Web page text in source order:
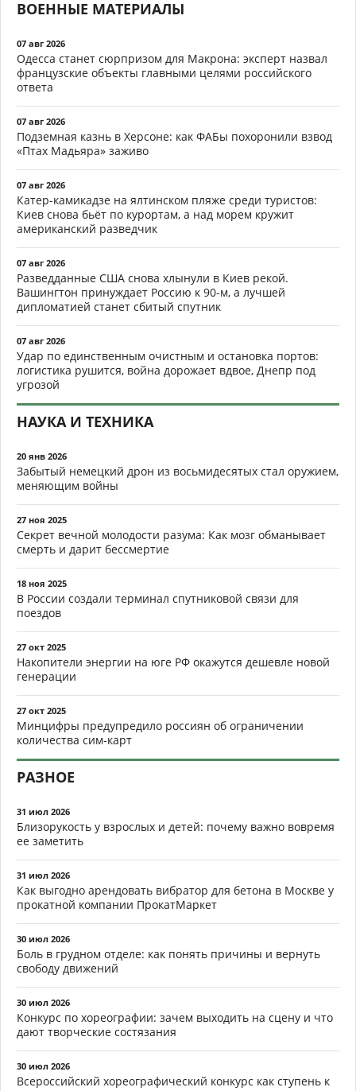
ВОЕННЫЕ МАТЕРИАЛЫ
07 авг 2026
Одесса станет сюрпризом для Макрона: эксперт назвал
французские объекты главными целями российского
ответа
07 авг 2026
Подземная казнь в Херсоне: как ФАБы похоронили взвод
«Птах Мадьяра» заживо
07 авг 2026
Катер-камикадзе на ялтинском пляже среди туристов:
Киев снова бьёт по курортам, а над морем кружит
американский разведчик
07 авг 2026
Разведданные США снова хлынули в Киев рекой.
Вашингтон принуждает Россию к 90-м, а лучшей
дипломатией станет сбитый спутник
07 авг 2026
Удар по единственным очистным и остановка портов:
логистика рушится, война дорожает вдвое, Днепр под
угрозой
НАУКА И ТЕХНИКА
20 янв 2026
Забытый немецкий дрон из восьмидесятых стал оружием,
меняющим войны
27 ноя 2025
Секрет вечной молодости разума: Как мозг обманывает
смерть и дарит бессмертие
18 ноя 2025
В России создали терминал спутниковой связи для
поездов
27 окт 2025
Накопители энергии на юге РФ окажутся дешевле новой
генерации
27 окт 2025
Минцифры предупредило россиян об ограничении
количества сим-карт
РАЗНОЕ
31 июл 2026
Близорукость у взрослых и детей: почему важно вовремя
ее заметить
31 июл 2026
Как выгодно арендовать вибратор для бетона в Москве у
прокатной компании ПрокатМаркет
30 июл 2026
Боль в грудном отделе: как понять причины и вернуть
свободу движений
30 июл 2026
Конкурс по хореографии: зачем выходить на сцену и что
дают творческие состязания
30 июл 2026
Всероссийский хореографический конкурс как ступень к